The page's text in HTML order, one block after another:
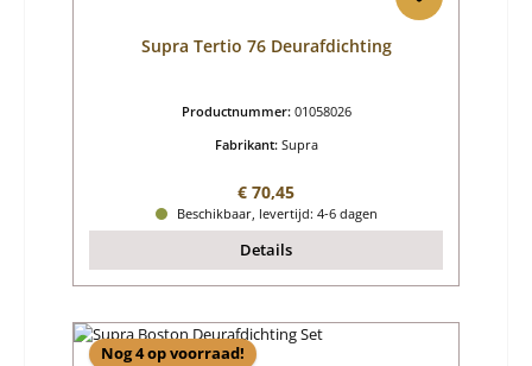
Supra Tertio 76 Deurafdichting
Productnummer: 01058026
Fabrikant: Supra
Normale prijs:
€ 70,45
Beschikbaar, levertijd: 4-6 dagen
Details
Nog 4 op voorraad!